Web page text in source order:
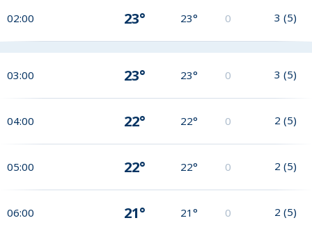
02:00 23° 23° 0 3 (5)
03:00 23° 23° 0 3 (5)
04:00 22° 22° 0 2 (5)
05:00 22° 22° 0 2 (5)
06:00 21° 21° 0 2 (5)